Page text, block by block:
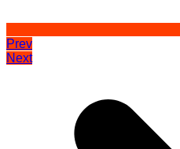
Prev
Next